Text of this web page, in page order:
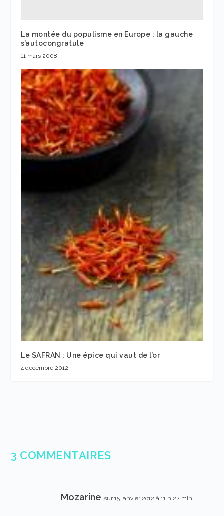
La montée du populisme en Europe : la gauche
s’autocongratule
11 mars 2008
Le SAFRAN : Une épice qui vaut de l’or
4 décembre 2012
3 COMMENTAIRES
Mozarine sur 15 janvier 2012 à 11 h 22 min